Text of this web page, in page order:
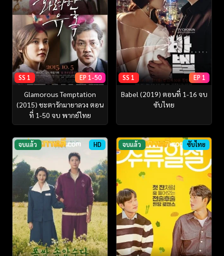
SS 1 EP 1-50
Glamorous Temptation
(2015) ชะตารักมายาลวง ตอน
ที่ 1-50 จบ พากย์ไทย
SS 1 EP 1
Babel (2019) ตอนที่ 1-16 จบ
ซับไทย
จบแล้ว HD จบแล้ว ซับไทย